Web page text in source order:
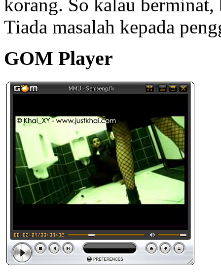
korang. So kalau
Tiada masalah kepada
GOM Player